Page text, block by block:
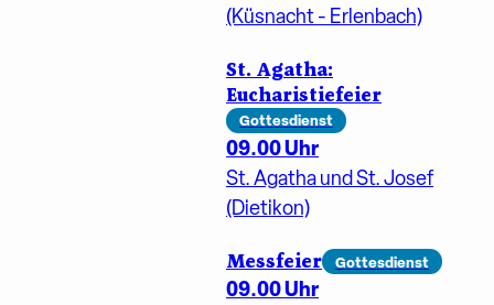
(Küsnacht - Erlenbach)
St. Agatha:
Eucharistiefeier
Gottesdienst
09.00 Uhr
St. Agatha und St. Josef
(Dietikon)
Messfeier Gottesdienst
09.00 Uhr